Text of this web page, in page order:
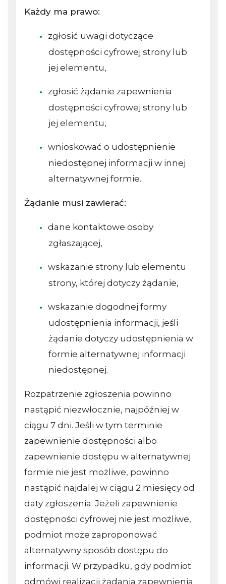
Każdy ma prawo:
zgłosić uwagi dotyczące
dostępności cyfrowej strony lub
jej elementu,
zgłosić żądanie zapewnienia
dostępności cyfrowej strony lub
jej elementu,
wnioskować o udostępnienie
niedostępnej informacji w innej
alternatywnej formie.
Żądanie musi zawierać:
dane kontaktowe osoby
zgłaszającej,
wskazanie strony lub elementu
strony, której dotyczy żądanie,
wskazanie dogodnej formy
udostępnienia informacji, jeśli
żądanie dotyczy udostępnienia w
formie alternatywnej informacji
niedostępnej.
Rozpatrzenie zgłoszenia powinno
nastąpić niezwłocznie, najpóźniej w
ciągu 7 dni. Jeśli w tym terminie
zapewnienie dostępności albo
zapewnienie dostępu w alternatywnej
formie nie jest możliwe, powinno
nastąpić najdalej w ciągu 2 miesięcy od
daty zgłoszenia. Jeżeli zapewnienie
dostępności cyfrowej nie jest możliwe,
podmiot może zaproponować
alternatywny sposób dostępu do
informacji. W przypadku, gdy podmiot
odmówi realizacji żądania zapewnienia